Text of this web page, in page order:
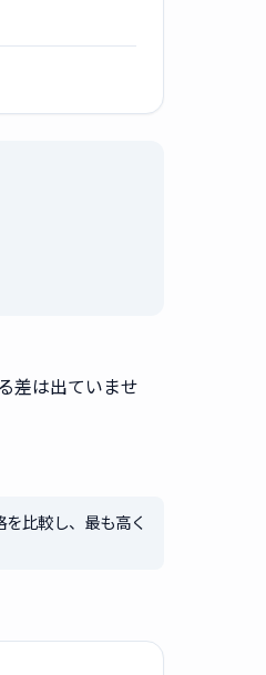
差は出ていませ
比較し、最も高く